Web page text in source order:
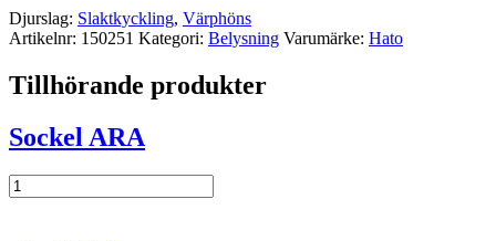
Djurslag: Slaktkyckling, Värphöns
Artikelnr: 150251 Kategori: Belysning Varumärke: Hato
Tillhörande produkter
Sockel ARA
Sockel
ARA